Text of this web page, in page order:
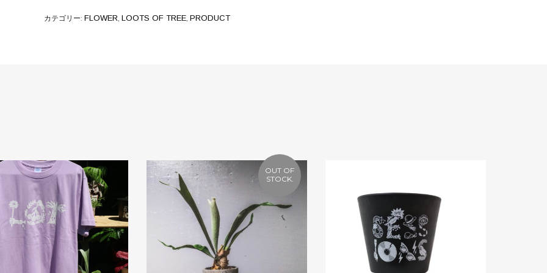
カテゴリー: FLOWER LOOTS OF TREE, PRODUCT
OUT OF
STOCK.